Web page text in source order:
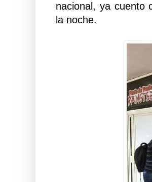
nacional, ya cuento
la noche.